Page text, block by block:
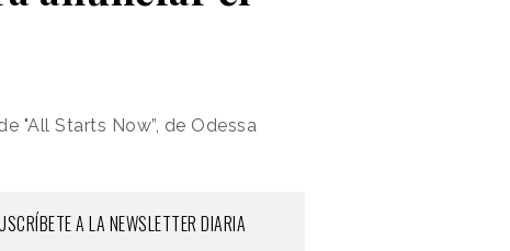
"All Starts Now”, de Odessa
A LA NEWSLETTER DIARIA